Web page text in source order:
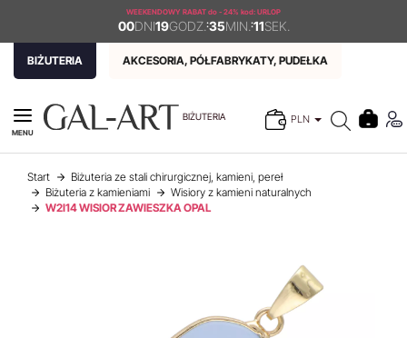
WEEKENDOWY RABAT do - 24% kod: URLOP
00DNI19GODZ. :35MIN. :11SEK.
BIŻUTERIA AKCESORIA, PÓŁFABRYKATY, PUDEŁKA
BIŻUTERIA PLN
MENU
Start
Biżuteria ze stali chirurgicznej, kamieni, pereł
Biżuteria z kamieniami
Wisiory z kamieni naturalnych
W2I14 WISIOR ZAWIESZKA OPAL